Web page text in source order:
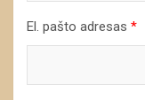
El. pašto adresas *